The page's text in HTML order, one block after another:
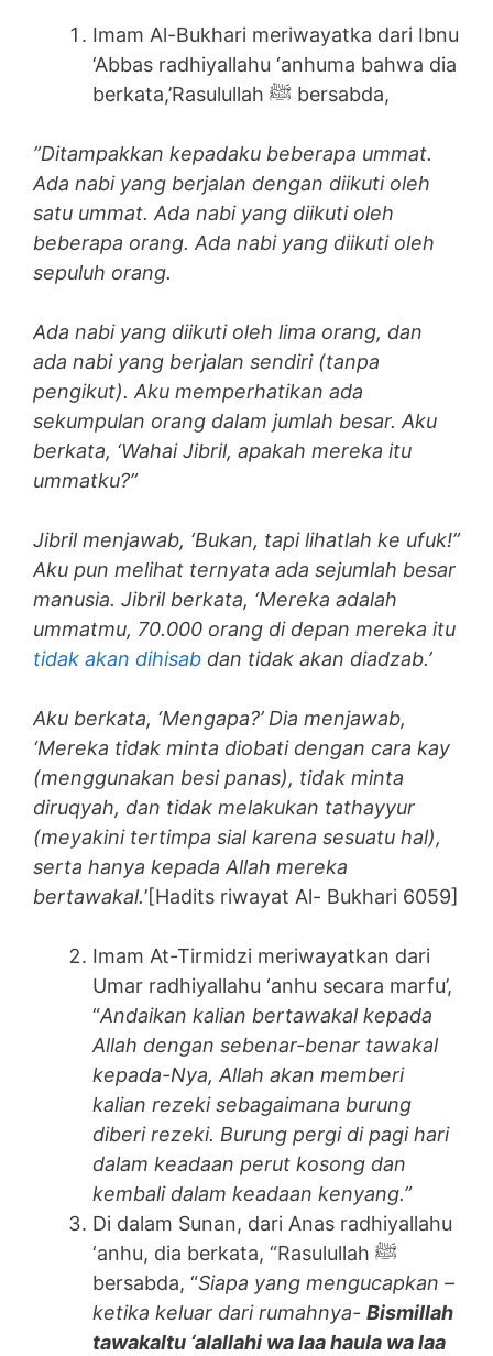
Imam Al-Bukhari meriwayatka dari Ibnu
‘Abbas radhiyallahu ‘anhuma bahwa dia
berkata,’Rasulullah ﷺ bersabda,
”Ditampakkan kepadaku beberapa ummat.
Ada nabi yang berjalan dengan diikuti oleh
satu ummat. Ada nabi yang diikuti oleh
beberapa orang. Ada nabi yang diikuti oleh
sepuluh orang.
Ada nabi yang diikuti oleh lima orang, dan
ada nabi yang berjalan sendiri (tanpa
pengikut). Aku memperhatikan ada
sekumpulan orang dalam jumlah besar. Aku
berkata, ‘Wahai Jibril, apakah mereka itu
ummatku?”
Jibril menjawab, ‘Bukan, tapi lihatlah ke ufuk!”
Aku pun melihat ternyata ada sejumlah besar
manusia. Jibril berkata, ‘Mereka adalah
ummatmu, 70.000 orang di depan mereka itu
tidak akan dihisab dan tidak akan diadzab.’
Aku berkata, ‘Mengapa?’ Dia menjawab,
‘Mereka tidak minta diobati dengan cara kay
(menggunakan besi panas), tidak minta
diruqyah, dan tidak melakukan tathayyur
(meyakini tertimpa sial karena sesuatu hal),
serta hanya kepada Allah mereka
bertawakal.’[Hadits riwayat Al- Bukhari 6059]
Imam At-Tirmidzi meriwayatkan dari
Umar radhiyallahu ‘anhu secara marfu’,
“Andaikan kalian bertawakal kepada
Allah dengan sebenar-benar tawakal
kepada-Nya, Allah akan memberi
kalian rezeki sebagaimana burung
diberi rezeki. Burung pergi di pagi hari
dalam keadaan perut kosong dan
kembali dalam keadaan kenyang.”
Di dalam Sunan, dari Anas radhiyallahu
‘anhu, dia berkata, “Rasulullah ﷺ
bersabda, “Siapa yang mengucapkan –
ketika keluar dari rumahnya- Bismillah
tawakaltu ‘alallahi wa laa haula wa laa